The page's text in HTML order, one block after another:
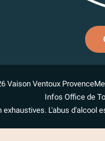
Vaison Ventoux Provence
Infos Office de
exhaustives. L'abus d'alcool